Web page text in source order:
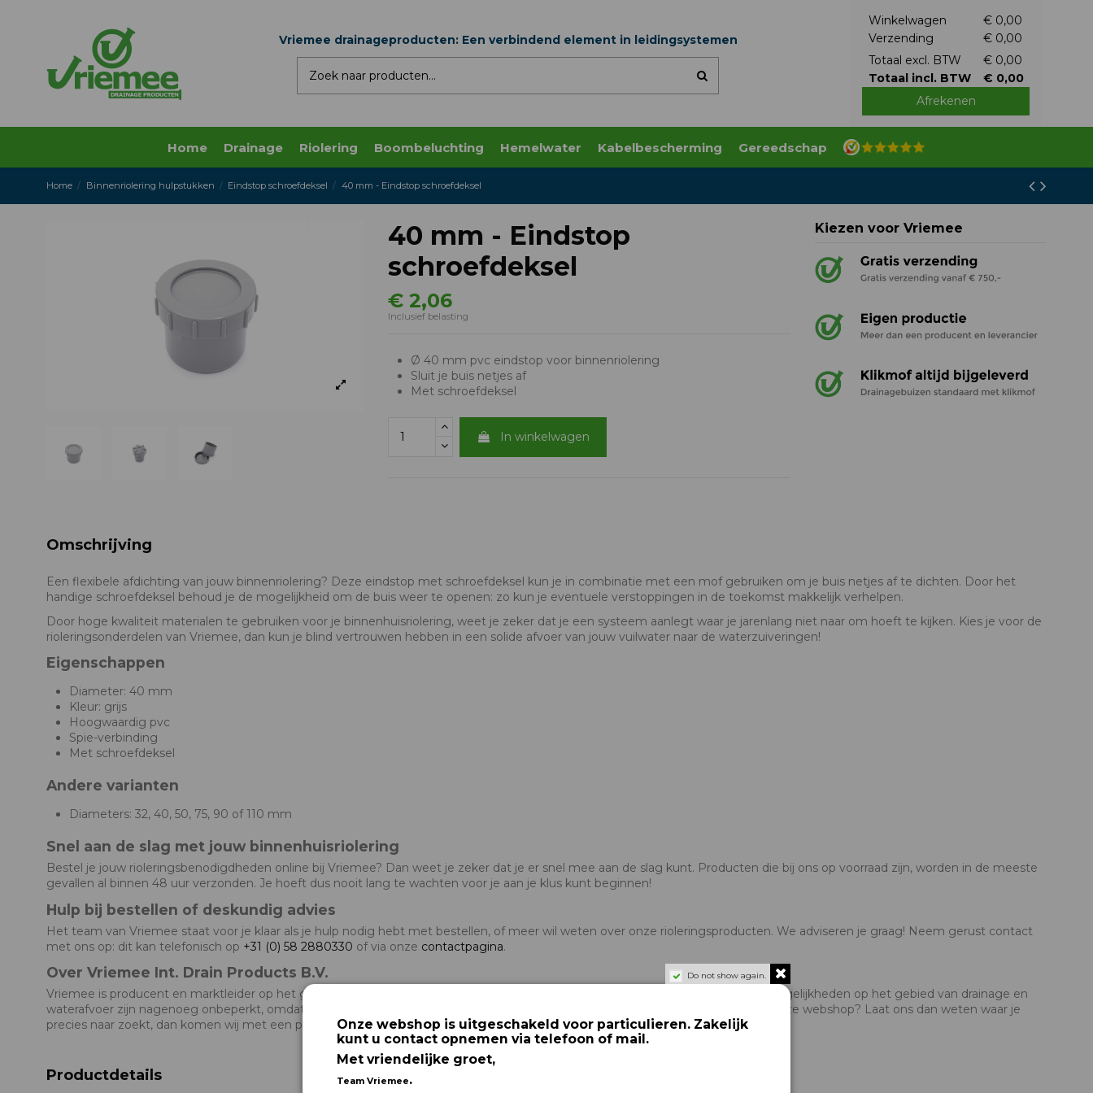
Vriemee drainageproducten: Een verbindend element in leidingsystemen
Winkelwagen
€ 0,00
Verzending
€ 0,00
Totaal excl. BTW
€ 0,00
Totaal incl. BTW
€ 0,00
Afrekenen
Home Drainage Riolering Boombeluchting Hemelwater Kabelbescherming Gereedschap
Home Binnenriolering hulpstukken Eindstop schroefdeksel 40 mm - Eindstop schroefdeksel
40 mm - Eindstop
schroefdeksel
€ 2,06
Inclusief belasting
Ø 40 mm pvc eindstop voor binnenriolering
Sluit je buis netjes af
Met schroefdeksel
In winkelwagen
Kiezen voor Vriemee
Omschrijving
Een flexibele afdichting van jouw binnenriolering? Deze eindstop met schroefdeksel kun je in combinatie met een mof gebruiken om je buis netjes af te dichten. Door het
handige schroefdeksel behoud je de mogelijkheid om de buis weer te openen: zo kun je eventuele verstoppingen in de toekomst makkelijk verhelpen.
Door hoge kwaliteit materialen te gebruiken voor je binnenhuisriolering, weet je zeker dat je een systeem aanlegt waar je jarenlang niet naar om hoeft te kijken. Kies je voor de
rioleringsonderdelen van Vriemee, dan kun je blind vertrouwen hebben in een solide afvoer van jouw vuilwater naar de waterzuiveringen!
Eigenschappen
Diameter: 40 mm
Kleur: grijs
Hoogwaardig pvc
Spie-verbinding
Met schroefdeksel
Andere varianten
Diameters: 32, 40, 50, 75, 90 of 110 mm
Snel aan de slag met jouw binnenhuisriolering
Bestel je jouw rioleringsbenodigdheden online bij Vriemee? Dan weet je zeker dat je er snel mee aan de slag kunt. Producten die bij ons op voorraad zijn, worden in de meeste
gevallen al binnen 48 uur verzonden. Je hoeft dus nooit lang te wachten voor je aan je klus kunt beginnen!
Hulp bij bestellen of deskundig advies
Het team van Vriemee staat voor je klaar als je hulp nodig hebt met bestellen, of meer wil weten over onze rioleringsproducten. We adviseren je graag! Neem gerust contact
met ons op: dit kan telefonisch op +31 (0) 58 2880330 of via onze contactpagina.
Over Vriemee Int. Drain Products B.V.
Vriemee is producent en marktleider op het gebied van drainagehulpstukken voor land- en tuinbouw, weg- en waterbouw. De mogelijkheden op het gebied van drainage en
waterafvoer zijn nagenoeg onbeperkt, omdat wij niet alleen leverancier maar ook producent zijn. Staat wat je nodig hebt niet in onze webshop? Laat ons dan weten waar je
precies naar zoekt, dan komen wij met een passend product of een alternatieve oplossing.
Productdetails
Do not show again.
Onze webshop is uitgeschakeld voor particulieren. Zakelijk
kunt u contact opnemen via telefoon of mail.
Met vriendelijke groet,
Team Vriemee.